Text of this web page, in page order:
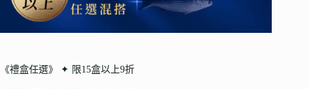
《禮盒任選》 ✦ 限15盒以上9折